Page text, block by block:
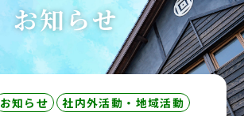
お知らせ
お知らせ 社内外活動・地域活動